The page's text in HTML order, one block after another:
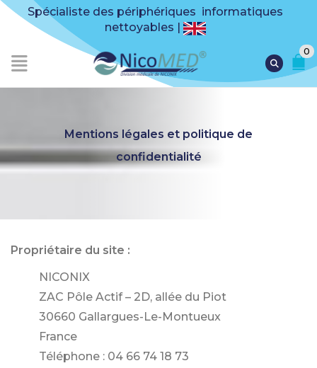
Spécialiste des périphériques informatiques
nettoyables |
0
Mentions légales et politique de
confidentialité
Propriétaire du site :
NICONIX
ZAC Pôle Actif – 2D, allée du Piot
30660 Gallargues-Le-Montueux
France
Téléphone : 04 66 74 18 73